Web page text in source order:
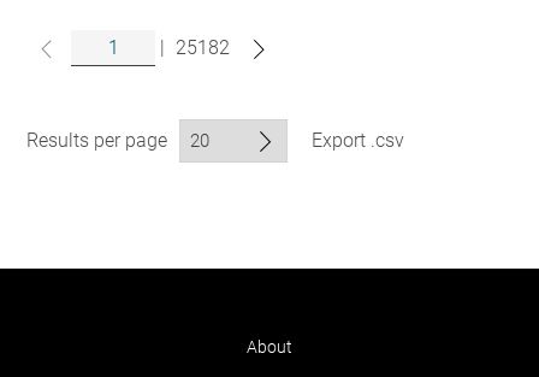
| 25182
Results per page Export .csv
About